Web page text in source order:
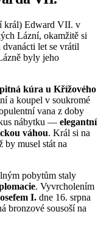
král) Edward VII. v
Lázní, okamžitě si
let se vrátil
byly jeho
kúra u Křížového
a koupel v soukromé
vana z doby
nábytku — elegantní
váhou. Král si na
by musel stát na
pobytům staly
. Vyvrcholením
I. dne 16. srpna
bronzové sousoší na